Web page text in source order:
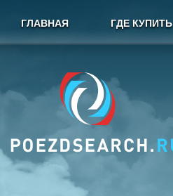
ГЛАВНАЯ ГДЕ КУПИТЬ